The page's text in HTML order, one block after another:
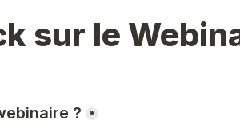
sur le
? *